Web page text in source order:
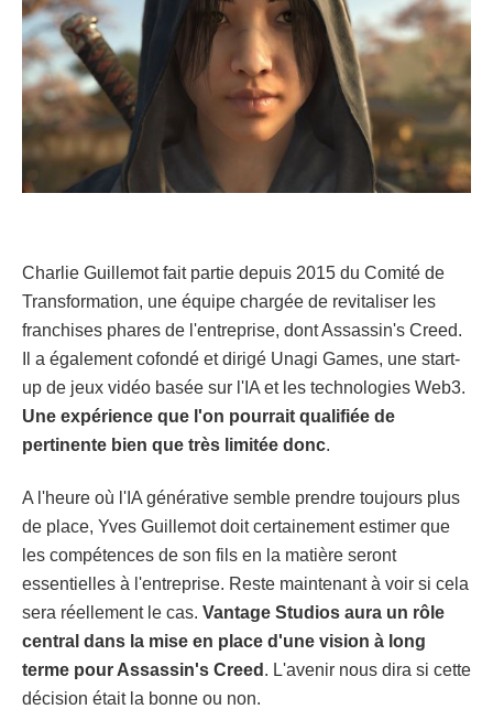
Charlie Guillemot fait partie depuis 2015 du Comité de
Transformation, une équipe chargée de revitaliser les
franchises phares de l'entreprise, dont Assassin's Creed.
Il a également cofondé et dirigé Unagi Games, une start-
up de jeux vidéo basée sur l'IA et les technologies Web3.
Une expérience que l'on pourrait qualifiée de
pertinente bien que très limitée donc.
A l'heure où l'IA générative semble prendre toujours plus
de place, Yves Guillemot doit certainement estimer que
les compétences de son fils en la matière seront
essentielles à l'entreprise. Reste maintenant à voir si cela
sera réellement le cas. Vantage Studios aura un rôle
central dans la mise en place d'une vision à long
terme pour Assassin's Creed . L'avenir nous dira si cette
décision était la bonne ou non.